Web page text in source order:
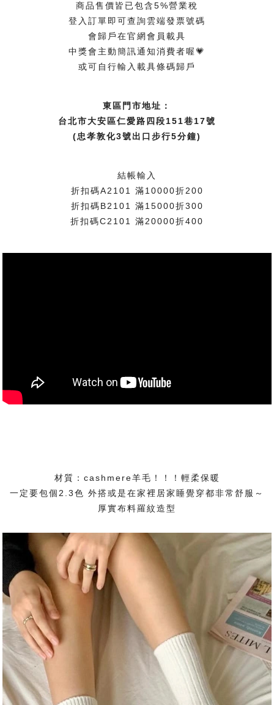
商品售價皆已包含5%營業稅
登入訂單即可查詢雲端發票號碼
會歸戶在官網會員載具
中獎會主動簡訊通知消費者喔💗
或可自行輸入載具條碼歸戶
東區門市地址：
台北市大安區仁愛路四段151巷17號
(忠孝敦化3號出口步行5分鐘)
結帳輸入
折扣碼A2101 滿10000折200
折扣碼B2101 滿15000折300
折扣碼C2101 滿20000折400
材質：cashmere羊毛！！！輕柔保暖
一定要包個2.3色 外搭或是在家裡居家睡覺穿都非常舒服～
厚實布料羅紋造型